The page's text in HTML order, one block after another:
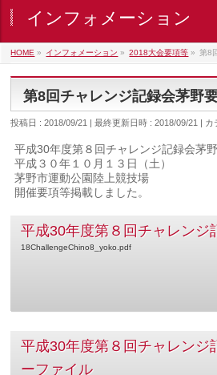
インフォメーション
HOME » インフォメーション » 2018大会要項等 » 第8
第8回チャレンジ記録会茅野
投稿日 : 2018/09/21 最終更新日時 : 2018/09/21 カ
平成30年度第８回チャレンジ記録会茅野
平成３０年１０月１３日（土）
茅野市運動公園陸上競技場
開催要項等掲載しました。
平成30年度第８回チャレンジ
18ChallengeChino8_yoko.pdf
平成30年度第８回チャレンジ
ーファイル